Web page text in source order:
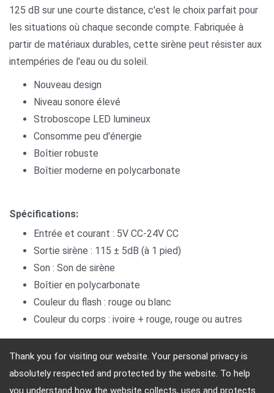
Thank you for visiting our website. Your personal privacy is
absolutely respected and protected by the website. To help
you understand how the website collects, uses and protects
125 dB sur une courte distance, c'est le choix parfait pour
les situations où chaque seconde compte. Fabriquée à
partir de matériaux durables, cette sirène peut résister aux
intempéries de l'eau ou du soleil.
Nouveau design
Niveau sonore élevé
Stroboscope LED lumineux
Consomme peu d'énergie
Boîtier robuste
Boîtier moderne en polycarbonate
Spécifications:
Entrée et courant : 5V CC-24V CC
Sortie sirène : 115 ± 5dB (à 1 pied)
Son : Son de sirène
Boîtier en polycarbonate
Couleur du flash : rouge ou blanc
Couleur du corps : ivoire + rouge, rouge ou autres
Adresse: 4, Sec. 4, Jen-Ai Rd. Taipei, Taiwan, 10684